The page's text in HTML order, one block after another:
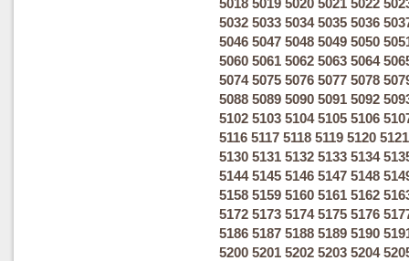
5018 5019 5020 5021 5022
5032 5033 5034 5035 5036
5046 5047 5048 5049 5050
5060 5061 5062 5063 5064
5074 5075 5076 5077 5078
5088 5089 5090 5091 5092
5102 5103 5104 5105 5106
5116 5117 5118 5119 5120 5121
5130 5131 5132 5133 5134
5144 5145 5146 5147 5148
5158 5159 5160 5161 5162
5172 5173 5174 5175 5176
5186 5187 5188 5189 5190
5200 5201 5202 5203 5204